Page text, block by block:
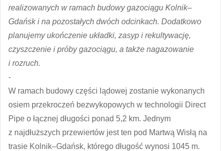
realizowanych w ramach budowy gazociągu Kolnik–
Gdańsk i na pozostałych dwóch odcinkach. Dodatkowo
planujemy ukończenie układki, zasyp i rekultywację,
czyszczenie i próby gazociągu, a także nagazowanie
i rozruch.
⁃
W ramach budowy części lądowej zostanie wykonanych
osiem przekroczeń bezwykopowych w technologii Direct
Pipe o łącznej długości ponad 5,2 km. Jednym
z najdłuższych przewiertów jest ten pod Martwą Wisłą na
trasie Kolnik–Gdańsk, którego długość wynosi 1045 m.